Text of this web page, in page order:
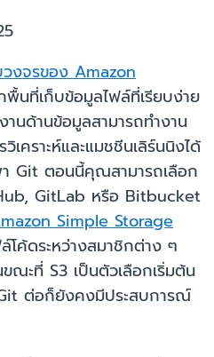
งจรของ Amazon
พื้นที่เก็บข้อมูลไฟล์ที่เรียบง่าย
านด้านข้อมูลสามารถทำงาน
เคราะห์และแมชชีนเลิร์นนิงได้
Git ตอนนี้คุณสามารถเลือก
GitLab หรือ Bitbucket
Simple Storage
โค้ดระหว่างสมาชิกต่าง ๆ
ณะที่ S3 เป็นตัวเลือกเริ่มต้น
ต่อก็ยังคงมีประสบการณ์